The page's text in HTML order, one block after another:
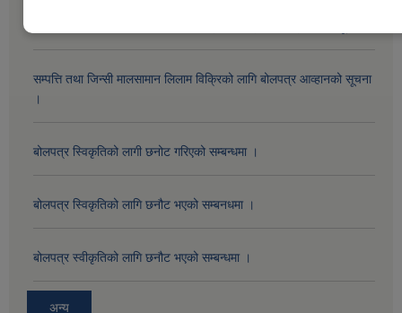
सम्पत्ति तथा जिन्सी मालसामान लिलाम विक्रिको लागि बोलपत्र आव्हानको सूचना
।
बोलपत्र स्विकृतिको लागी छनोट गरिएको सम्बन्धमा ।
बोलपत्र स्विकृतिको लागि छनौट भएको सम्बनधमा ।
बोलपत्र स्वीकृतिको लागि छनौट भएको सम्बन्धमा ।
अन्य